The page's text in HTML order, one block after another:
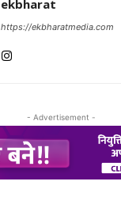
ekbharat
https://ekbharatmedia.com
- Advertisement -